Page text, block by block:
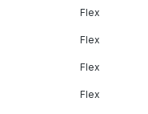
Flex
Flex
Flex
Flex